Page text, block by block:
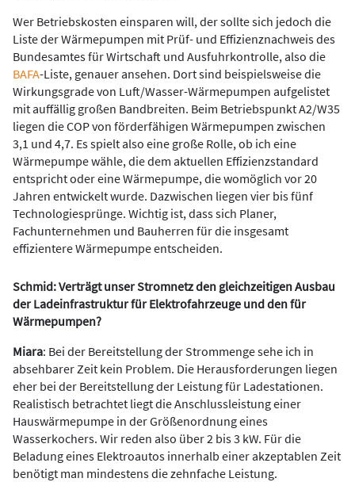
Wer Betriebskosten einsparen will, der sollte sich jedoch die
Liste der Wärmepumpen mit Prüf- und Effizienznachweis des
Bundesamtes für Wirtschaft und Ausfuhrkontrolle, also die
BAFA-Liste, genauer ansehen. Dort sind beispielsweise die
Wirkungsgrade von Luft/Wasser-Wärmepumpen aufgelistet
mit auffällig großen Bandbreiten. Beim Betriebspunkt A2/W35
liegen die COP von förderfähigen Wärmepumpen zwischen
3,1 und 4,7. Es spielt also eine große Rolle, ob ich eine
Wärmepumpe wähle, die dem aktuellen Effizienzstandard
entspricht oder eine Wärmepumpe, die womöglich vor 20
Jahren entwickelt wurde. Dazwischen liegen vier bis fünf
Technologiesprünge. Wichtig ist, dass sich Planer,
Fachunternehmen und Bauherren für die insgesamt
effizientere Wärmepumpe entscheiden.
Schmid: Verträgt unser Stromnetz den gleichzeitigen Ausbau
der Ladeinfrastruktur für Elektrofahrzeuge und den für
Wärmepumpen?
Miara: Bei der Bereitstellung der Strommenge sehe ich in
absehbarer Zeit kein Problem. Die Herausforderungen liegen
eher bei der Bereitstellung der Leistung für Ladestationen.
Realistisch betrachtet liegt die Anschlussleistung einer
Hauswärmepumpe in der Größenordnung eines
Wasserkochers. Wir reden also über 2 bis 3 kW. Für die
Beladung eines Elektroautos innerhalb einer akzeptablen Zeit
benötigt man mindestens die zehnfache Leistung.